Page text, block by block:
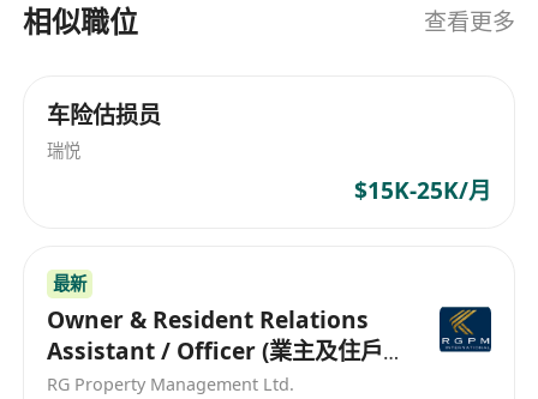
相似職位 查看更多
车险估损员
瑞悦
$15K-25K/月
最新
Owner & Resident Relations
Assistant / Officer (業主及住戶
關係助理/主任）
RG Property Management Ltd.